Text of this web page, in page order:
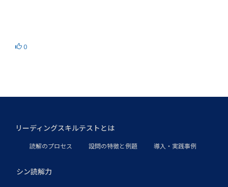
0
リーディングスキルテストとは
読解のプロセス 設問の特徴と例題 導入・実践事例
シン読解力